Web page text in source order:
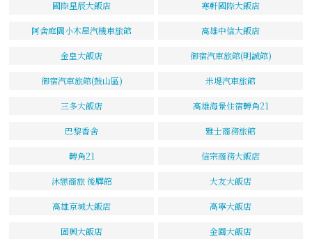
國際星辰大飯店 寒軒國際大飯店
阿舍庭園小木屋汽機車旅館 高雄中信大飯店
金皇大飯店 御宿汽車旅館(明誠館)
御宿汽車旅館(鼓山區) 米堤汽車旅館
三多大飯店 高雄海景住宿轉角21
巴黎香舍 雅士商務旅館
轉角21 信宗商務大飯店
沐戀商旅 後驛館 大友大飯店
高雄京城大飯店 高寧大飯店
固興大飯店 金園大飯店